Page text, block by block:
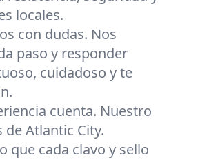
locales.
con dudas. Nos
paso y responder
cuidadoso y te
cuenta. Nuestro
de Atlantic City.
que cada clavo y sello